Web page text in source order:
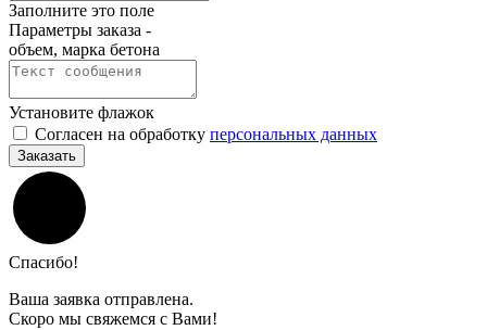
Заполните это поле
Параметры заказа -
объем, марка бетона
Установите флажок
Согласен на обработку персональных данных
Заказать
Спасибо!
Ваша заявка отправлена.
Скоро мы свяжемся с Вами!